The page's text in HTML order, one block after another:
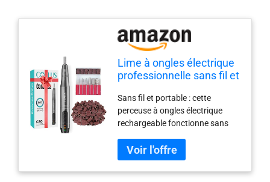
Lime à ongles électrique
professionnelle sans fil et
réglable, parfaite pour la
manucure et la pédicure,
idéale pour la maison ou
le salon (gris clair)
Sans fil et portable : cette
perceuse à ongles électrique
rechargeable fonctionne sans
limités par les câbles lors de
l'utilisation et peuvent être
utilisés pendant plus de 3 heures